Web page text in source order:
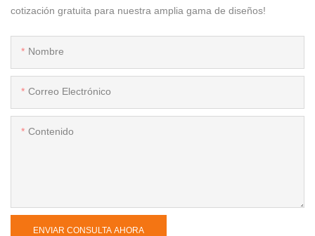
cotización gratuita para nuestra amplia gama de diseños!
Nombre
Correo Electrónico
Contenido
ENVIAR CONSULTA AHORA